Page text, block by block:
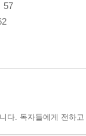
57
다. 독자들에게 전하